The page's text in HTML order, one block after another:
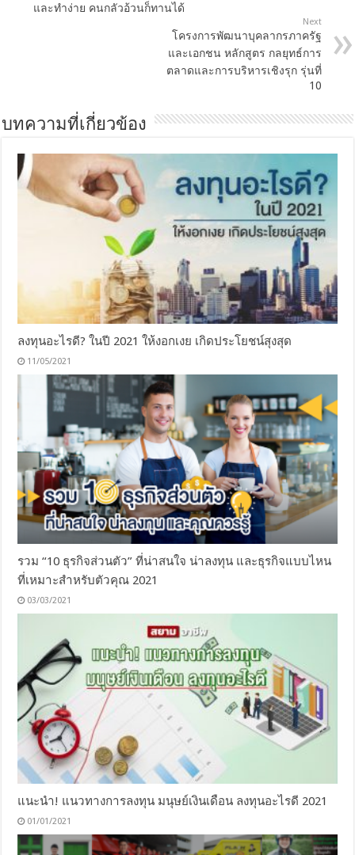
และทำง่าย คนกลัวอ้วนก็ทานได้
Next
โครงการพัฒนาบุคลากรภาครัฐ
และเอกชน หลักสูตร กลยุทธ์การ
ตลาดและการบริหารเชิงรุก รุ่นที่
10
บทความที่เกี่ยวข้อง
ลงทุนอะไรดี? ในปี 2021 ให้งอกเงย เกิดประโยชน์สุงสุด
11/05/2021
รวม “10 ธุรกิจส่วนตัว” ที่น่าสนใจ น่าลงทุน และธุรกิจแบบไหน
ที่เหมาะสำหรับตัวคุณ 2021
03/03/2021
แนะนำ! แนวทางการลงทุน มนุษย์เงินเดือน ลงทุนอะไรดี 2021
01/01/2021